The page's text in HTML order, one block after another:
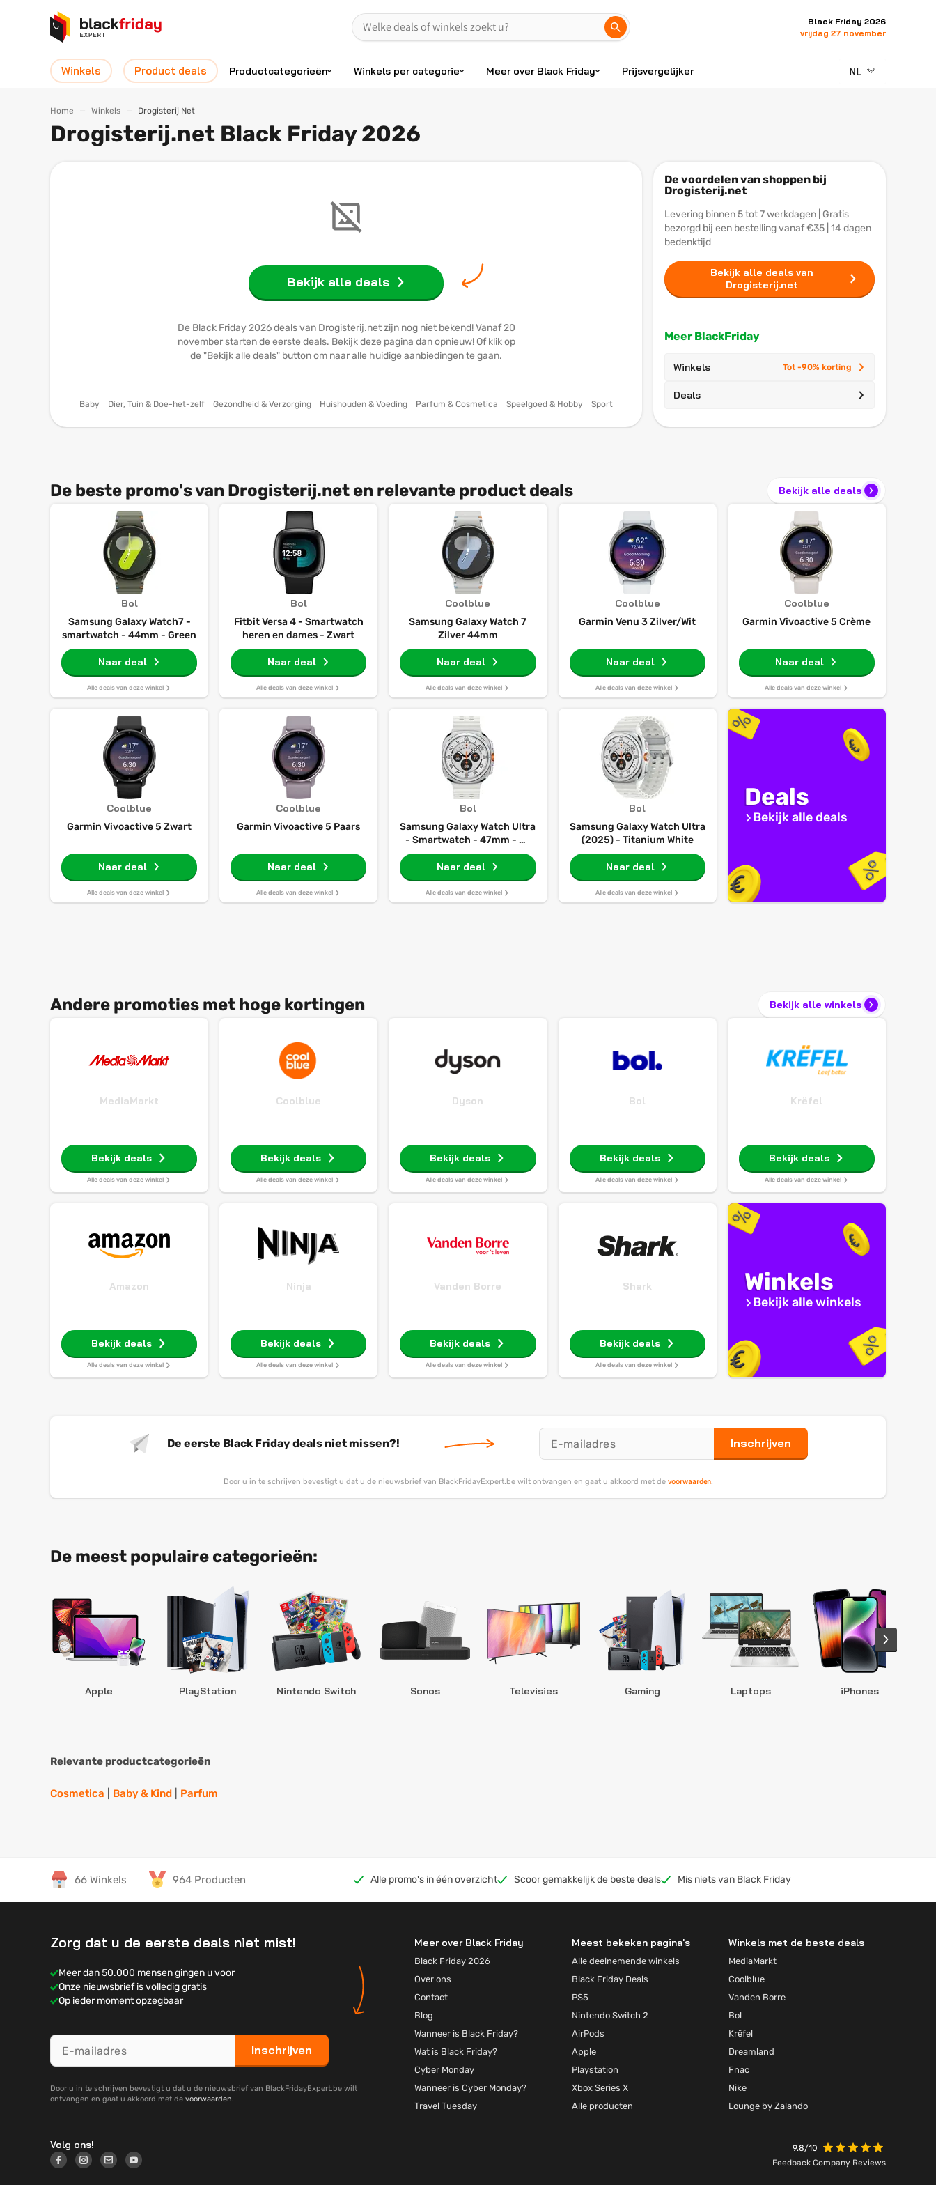
Black Friday 2026
vrijdag 27 november
Winkels Product deals Productcategorieën Winkels per categorie Meer over Black Friday Prijsvergelijker NL
Home Winkels Drogisterij Net
Drogisterij.net Black Friday 2026
Bekijk alle deals
De Black Friday 2026 deals van Drogisterij.net zijn nog niet bekend! Vanaf 20
november starten de eerste deals. Bekijk deze pagina dan opnieuw! Of klik op
de "Bekijk alle deals" button om naar alle huidige aanbiedingen te gaan.
Baby Dier, Tuin & Doe-het-zelf Gezondheid & Verzorging Huishouden & Voeding Parfum & Cosmetica Speelgoed & Hobby Sport
De voordelen van shoppen bij
Drogisterij.net
Levering binnen 5 tot 7 werkdagen | Gratis
bezorgd bij een bestelling vanaf €35 | 14 dagen
bedenktijd
Bekijk alle deals van
Drogisterij.net
Meer BlackFriday
Winkels Tot -90% korting
Deals
De beste promo's van Drogisterij.net en relevante product deals Bekijk alle deals
Bol
Samsung Galaxy Watch7 -
smartwatch - 44mm - Green
Naar deal
Alle deals van deze winkel
Bol
Fitbit Versa 4 - Smartwatch
heren en dames - Zwart
Naar deal
Alle deals van deze winkel
Coolblue
Samsung Galaxy Watch 7
Zilver 44mm
Naar deal
Alle deals van deze winkel
Coolblue
Garmin Venu 3 Zilver/Wit
Naar deal
Alle deals van deze winkel
Coolblue
Garmin Vivoactive 5 Crème
Naar deal
Alle deals van deze winkel
Coolblue
Garmin Vivoactive 5 Zwart
Naar deal
Alle deals van deze winkel
Coolblue
Garmin Vivoactive 5 Paars
Naar deal
Alle deals van deze winkel
Bol
Samsung Galaxy Watch Ultra
- Smartwatch - 47mm - E-
simkaart - Titanium White
Naar deal
Alle deals van deze winkel
Bol
Samsung Galaxy Watch Ultra
(2025) - Titanium White
Naar deal
Alle deals van deze winkel
Deals
Bekijk alle deals
Andere promoties met hoge kortingen Bekijk alle winkels
MediaMarkt
Bekijk deals
Alle deals van deze winkel
Coolblue
Bekijk deals
Alle deals van deze winkel
Dyson
Bekijk deals
Alle deals van deze winkel
Bol
Bekijk deals
Alle deals van deze winkel
Krëfel
Bekijk deals
Alle deals van deze winkel
Amazon
Bekijk deals
Alle deals van deze winkel
Ninja
Bekijk deals
Alle deals van deze winkel
Vanden Borre
Bekijk deals
Alle deals van deze winkel
Shark
Bekijk deals
Alle deals van deze winkel
Winkels
Bekijk alle winkels
De eerste Black Friday deals niet missen?! Inschrijven
Door u in te schrijven bevestigt u dat u de nieuwsbrief van BlackFridayExpert.be wilt ontvangen en gaat u akkoord met de voorwaarden.
De meest populaire categorieën:
Apple PlayStation Nintendo Switch Sonos Televisies Gaming Laptops iPhones
Relevante productcategorieën
Cosmetica Baby & Kind Parfum
66 Winkels 964 Producten Alle promo's in één overzicht Scoor gemakkelijk de beste deals Mis niets van Black Friday
Zorg dat u de eerste deals niet mist!
Meer dan 50.000 mensen gingen u voor
Onze nieuwsbrief is volledig gratis
Op ieder moment opzegbaar
Inschrijven
Door u in te schrijven bevestigt u dat u de nieuwsbrief van BlackFridayExpert.be wilt
ontvangen en gaat u akkoord met de voorwaarden.
Meer over Black Friday
Black Friday 2026
Over ons
Contact
Blog
Wanneer is Black Friday?
Wat is Black Friday?
Cyber Monday
Wanneer is Cyber Monday?
Travel Tuesday
Meest bekeken pagina's
Alle deelnemende winkels
Black Friday Deals
PS5
Nintendo Switch 2
AirPods
Apple
Playstation
Xbox Series X
Alle producten
Winkels met de beste deals
MediaMarkt
Coolblue
Vanden Borre
Bol
Krëfel
Dreamland
Fnac
Nike
Lounge by Zalando
Volg ons!
9.8/10
Feedback Company Reviews